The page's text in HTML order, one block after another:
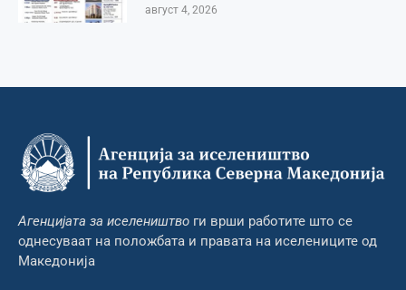
август 4, 2026
Агенцијата за иселеништво ги врши работите што се
однесуваат на положбата и правата на иселениците од
Македонија